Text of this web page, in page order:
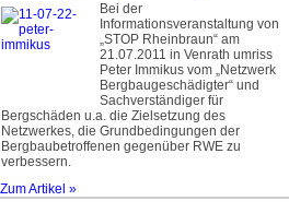
Bei der
Informationsveranstaltung von
„STOP Rheinbraun“ am
21.07.2011 in Venrath umriss
Peter Immikus vom „Netzwerk
Bergbaugeschädigter“ und
Sachverständiger für
Bergschäden u.a. die Zielsetzung des
Netzwerkes, die Grundbedingungen der
Bergbaubetroffenen gegenüber RWE zu
verbessern.
Zum Artikel »